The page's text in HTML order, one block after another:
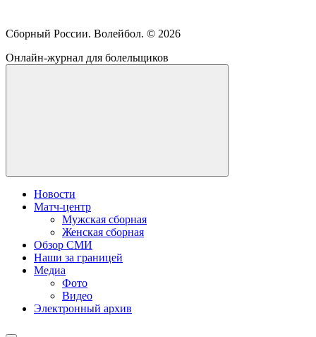
Сборный России. Волейбол. © 2026
Онлайн-журнал для болельщиков
Новости
Матч-центр
Мужская сборная
Женская сборная
Обзор СМИ
Наши за границей
Медиа
Фото
Видео
Электронный архив